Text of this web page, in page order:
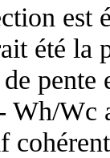
est
été la
Wh/Wc